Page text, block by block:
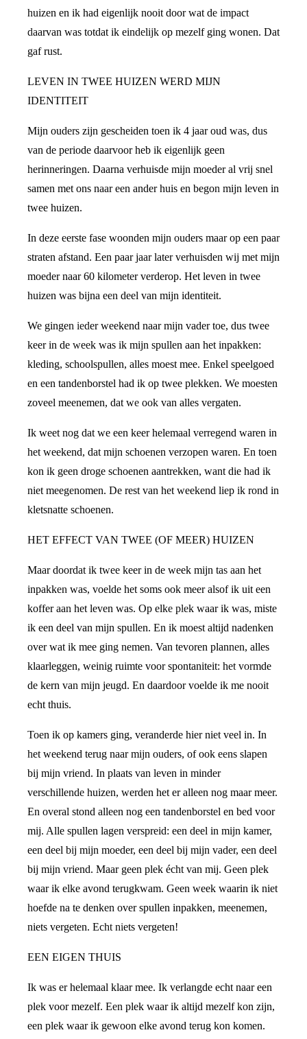
huizen en ik had eigenlijk nooit door wat de impact
daarvan was totdat ik eindelijk op mezelf ging wonen. Dat
gaf rust.
LEVEN IN TWEE HUIZEN WERD MIJN
IDENTITEIT
Mijn ouders zijn gescheiden toen ik 4 jaar oud was, dus
van de periode daarvoor heb ik eigenlijk geen
herinneringen. Daarna verhuisde mijn moeder al vrij snel
samen met ons naar een ander huis en begon mijn leven in
twee huizen.
In deze eerste fase woonden mijn ouders maar op een paar
straten afstand. Een paar jaar later verhuisden wij met mijn
moeder naar 60 kilometer verderop. Het leven in twee
huizen was bijna een deel van mijn identiteit.
We gingen ieder weekend naar mijn vader toe, dus twee
keer in de week was ik mijn spullen aan het inpakken:
kleding, schoolspullen, alles moest mee. Enkel speelgoed
en een tandenborstel had ik op twee plekken. We moesten
zoveel meenemen, dat we ook van alles vergaten.
Ik weet nog dat we een keer helemaal verregend waren in
het weekend, dat mijn schoenen verzopen waren. En toen
kon ik geen droge schoenen aantrekken, want die had ik
niet meegenomen. De rest van het weekend liep ik rond in
kletsnatte schoenen.
HET EFFECT VAN TWEE (OF MEER) HUIZEN
Maar doordat ik twee keer in de week mijn tas aan het
inpakken was, voelde het soms ook meer alsof ik uit een
koffer aan het leven was. Op elke plek waar ik was, miste
ik een deel van mijn spullen. En ik moest altijd nadenken
over wat ik mee ging nemen. Van tevoren plannen, alles
klaarleggen, weinig ruimte voor spontaniteit: het vormde
de kern van mijn jeugd. En daardoor voelde ik me nooit
echt thuis.
Toen ik op kamers ging, veranderde hier niet veel in. In
het weekend terug naar mijn ouders, of ook eens slapen
bij mijn vriend. In plaats van leven in minder
verschillende huizen, werden het er alleen nog maar meer.
En overal stond alleen nog een tandenborstel en bed voor
mij. Alle spullen lagen verspreid: een deel in mijn kamer,
een deel bij mijn moeder, een deel bij mijn vader, een deel
bij mijn vriend. Maar geen plek écht van mij. Geen plek
waar ik elke avond terugkwam. Geen week waarin ik niet
hoefde na te denken over spullen inpakken, meenemen,
niets vergeten. Echt niets vergeten!
EEN EIGEN THUIS
Ik was er helemaal klaar mee. Ik verlangde echt naar een
plek voor mezelf. Een plek waar ik altijd mezelf kon zijn,
een plek waar ik gewoon elke avond terug kon komen.